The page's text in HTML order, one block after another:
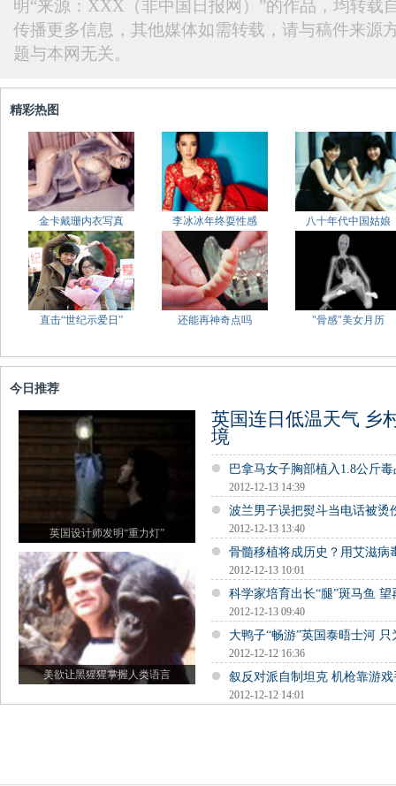
明“来源：XXX（非中国日报网）”的作品，均转载
传播更多信息，其他媒体如需转载，请与稿件来源
题与本网无关。
精彩热图
金卡戴珊内衣写真 李冰冰年终耍性感 八十年代中国姑娘
直击“世纪示爱日” 还能再神奇点吗 "骨感"美女月历
今日推荐
英国设计师发明“重力灯”
美欲让黑猩猩掌握人类语言
英国连日低温天气 乡
境
巴拿马女子胸部植入1.8公斤
2012-12-13 14:39
波兰男子误把熨斗当电话被烫
2012-12-13 13:40
骨髓移植将成历史？用艾滋病
2012-12-13 10:01
科学家培育出长“腿”斑马鱼
2012-12-13 09:40
大鸭子“畅游”英国泰晤士河
2012-12-12 16:36
叙反对派自制坦克 机枪靠游
2012-12-12 14:01